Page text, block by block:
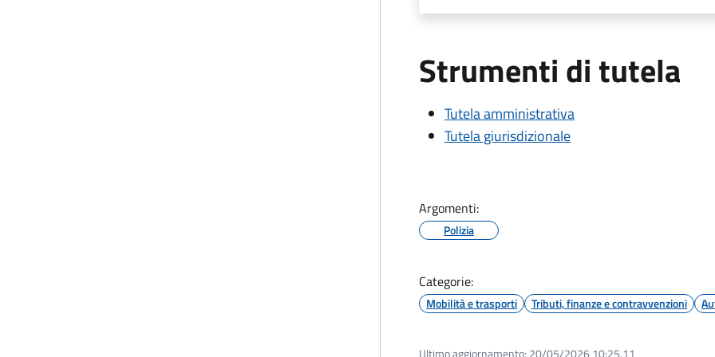
Strumenti di tutela
Tutela amministrativa
Tutela giurisdizionale
Argomenti:
Polizia
Categorie:
Mobilità e trasporti Tributi, finanze e contravvenzioni
Ultimo aggiornamento: 20/05/2026 10:25.11